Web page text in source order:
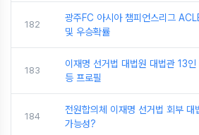
182
광주FC 아시아 챔피언스리그
및 우승확률
183
이재명 선거법 대법원 대법관 13
등 프로필
184
전원합의체 이재명 선거법 회부 대
가능성?